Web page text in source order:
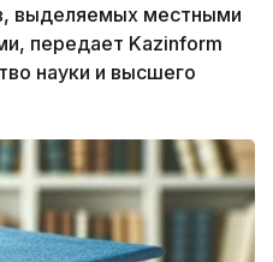
выделяемых местными
передает Kazinform
науки и высшего